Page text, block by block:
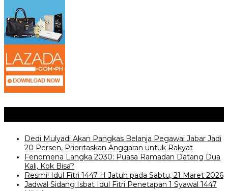
Dedi Mulyadi Akan Pangkas Belanja Pegawai Jabar Jadi
20 Persen, Prioritaskan Anggaran untuk Rakyat
Fenomena Langka 2030: Puasa Ramadan Datang Dua
Kali, Kok Bisa?
‎Resmi! Idul Fitri 1447 H Jatuh pada Sabtu, 21 Maret 2026
Jadwal Sidang Isbat Idul Fitri Penetapan 1 Syawal 1447